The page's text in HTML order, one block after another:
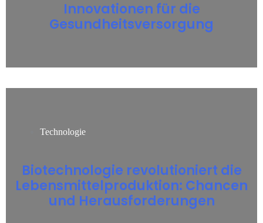
Innovationen für die
Gesundheitsversorgung
Technologie
Biotechnologie revolutioniert die
Lebensmittelproduktion: Chancen
und Herausforderungen